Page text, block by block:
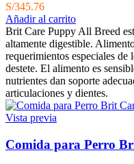
S/345.76
Añadir al carrito
Brit Care Puppy All Breed
altamente digestible.
requerimientos especiales de
destete. El alimento es
nutrientes dan soporte
articulaciones y dientes.
Vista previa
Comida para Perro